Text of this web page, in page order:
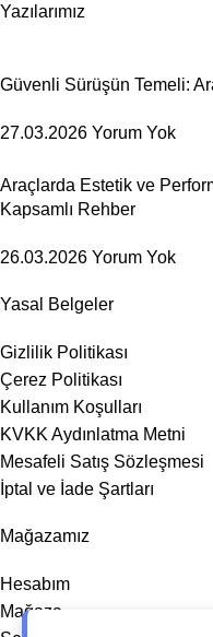
Yazılarımız
Güvenli Sürüşün Temeli:
27.03.2026 Yorum Yok
Araçlarda Estetik ve
Kapsamlı Rehber
26.03.2026 Yorum Yok
Yasal Belgeler
Gizlilik Politikası
Çerez Politikası
Kullanım Koşulları
KVKK Aydınlatma Metni
Mesafeli Satış Sözleşmesi
İptal ve İade Şartları
Mağazamız
Hesabım
Mağaza